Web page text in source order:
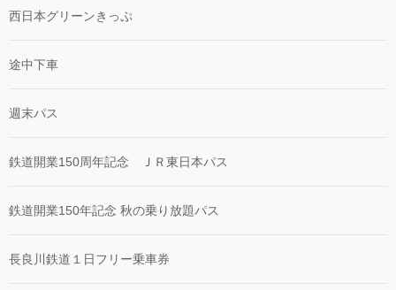
西日本グリーンきっぷ
途中下車
週末パス
鉄道開業150周年記念 ＪＲ東日本パス
鉄道開業150年記念 秋の乗り放題パス
長良川鉄道１日フリー乗車券